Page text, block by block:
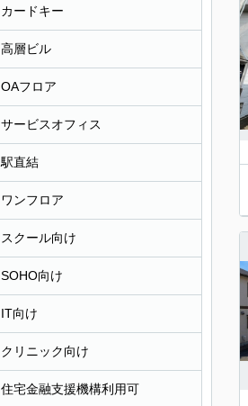
カードキー
高層ビル
OAフロア
サービスオフィス
駅直結
ワンフロア
スクール向け
SOHO向け
IT向け
クリニック向け
住宅金融支援機構利用可